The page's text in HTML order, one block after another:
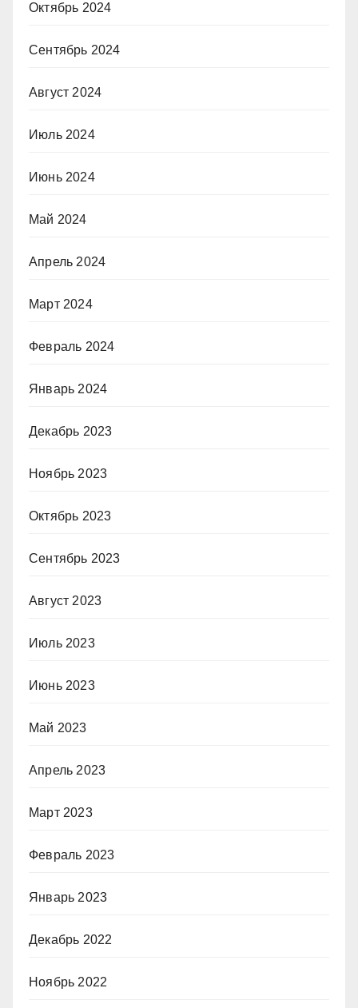
Октябрь 2024
Сентябрь 2024
Август 2024
Июль 2024
Июнь 2024
Май 2024
Апрель 2024
Март 2024
Февраль 2024
Январь 2024
Декабрь 2023
Ноябрь 2023
Октябрь 2023
Сентябрь 2023
Август 2023
Июль 2023
Июнь 2023
Май 2023
Апрель 2023
Март 2023
Февраль 2023
Январь 2023
Декабрь 2022
Ноябрь 2022